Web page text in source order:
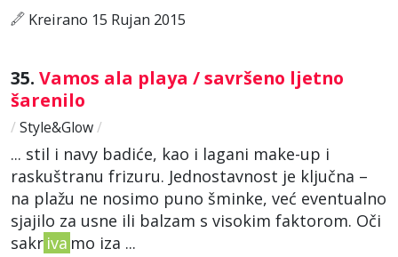
Kreirano 15 Rujan 2015
35. Vamos ala playa / savršeno ljetno
šarenilo
/ Style&Glow/
... stil i navy badiće, kao i lagani make-up i
raskuštranu frizuru. Jednostavnost je ključna –
na plažu ne nosimo puno šminke, već eventualno
sjajilo za usne ili balzam s visokim faktorom. Oči
sakr iva mo iza ...